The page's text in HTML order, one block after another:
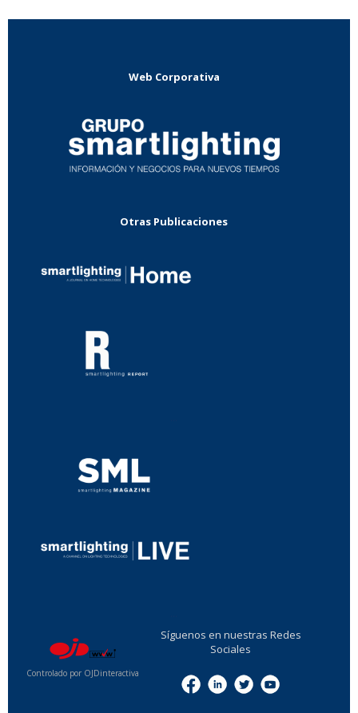
Web Corporativa
Otras Publicaciones
Controlado por OJDinteractiva
Síguenos en nuestras Redes
Sociales